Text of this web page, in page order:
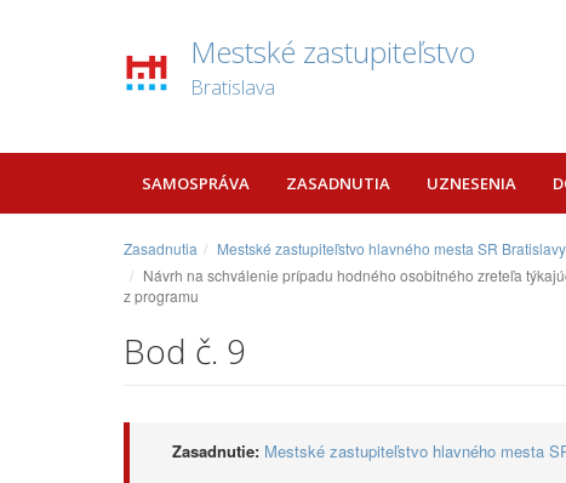
Mestské zastupiteľstvo
Bratislava
SAMOSPRÁVA ZASADNUTIA UZNESENIA
Zasadnutia
Mestské zastupiteľstvo hlavného mesta SR
Návrh na schválenie prípadu hodného osobitného zreteľa
z programu
Bod č. 9
Zasadnutie: Mestské zastupiteľstvo hlavného mesta